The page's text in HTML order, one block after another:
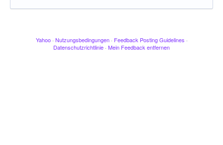
Yahoo · Nutzungsbedingungen · Feedback Posting Guidelines ·
Datenschutzrichtlinie · Mein Feedback entfernen